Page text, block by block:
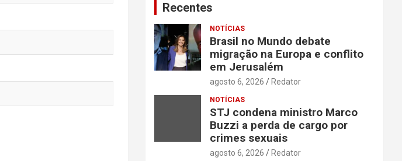
Recentes
NOTÍCIAS
Brasil no Mundo debate
migração na Europa e conflito
em Jerusalém
agosto 6, 2026 Redator
NOTÍCIAS
STJ condena ministro Marco
Buzzi a perda de cargo por
crimes sexuais
agosto 6, 2026 Redator